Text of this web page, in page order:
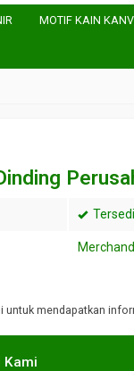
MOTIF KAIN
untuk mendapatkan
Kami